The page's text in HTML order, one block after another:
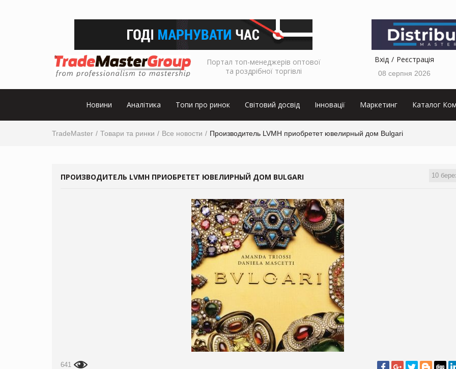
Портал топ-менеджерів оптової
та роздрібної торгівлі
Вхід Реєстрація
08 серпня 2026
Новини Аналітика Топи про ринок Світовий досвід Інновації Маркетинг Каталог
TradeMaster Товари та ринки Все новости Производитель LVMH приобретет ювелирный дом Bulgari
10
ПРОИЗВОДИТЕЛЬ LVMH ПРИОБРЕТЕТ ЮВЕЛИРНЫЙ ДОМ BULGARI
641